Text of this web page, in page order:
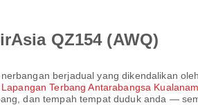
QZ154 (AWQ)
berjadual yang dikendalikan oleh
Lapangan Terbang Antarabangsa
dan tempah tempat duduk anda —